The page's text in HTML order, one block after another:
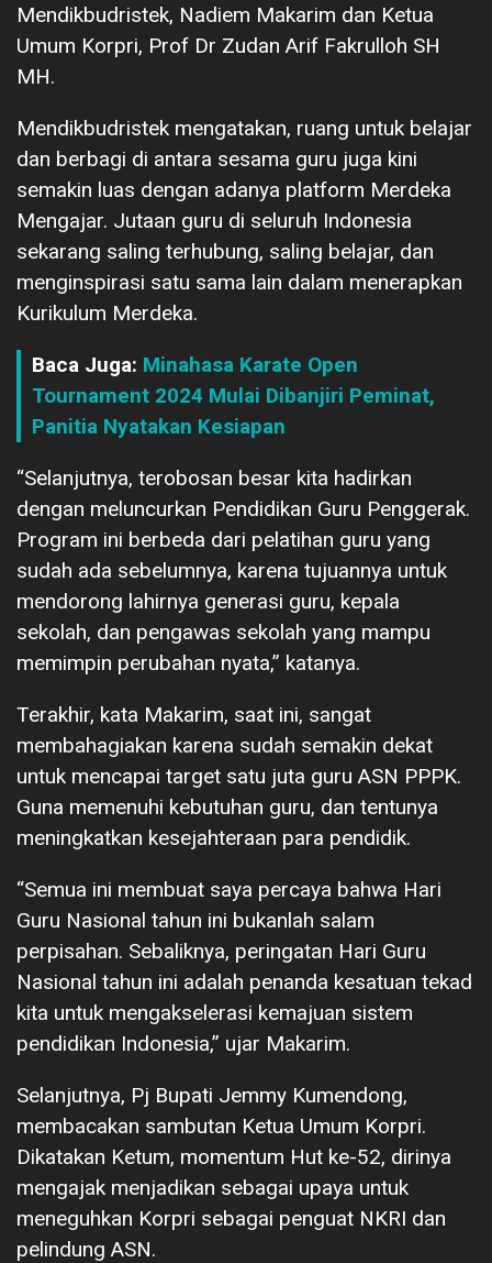
Mendikbudristek, Nadiem Makarim dan Ketua
Umum Korpri, Prof Dr Zudan Arif Fakrulloh SH
MH.
Mendikbudristek mengatakan, ruang untuk belajar
dan berbagi di antara sesama guru juga kini
semakin luas dengan adanya platform Merdeka
Mengajar. Jutaan guru di seluruh Indonesia
sekarang saling terhubung, saling belajar, dan
menginspirasi satu sama lain dalam menerapkan
Kurikulum Merdeka.
Baca Juga: Minahasa Karate Open
Tournament 2024 Mulai Dibanjiri Peminat,
Panitia Nyatakan Kesiapan
“Selanjutnya, terobosan besar kita hadirkan
dengan meluncurkan Pendidikan Guru Penggerak.
Program ini berbeda dari pelatihan guru yang
sudah ada sebelumnya, karena tujuannya untuk
mendorong lahirnya generasi guru, kepala
sekolah, dan pengawas sekolah yang mampu
memimpin perubahan nyata,” katanya.
Terakhir, kata Makarim, saat ini, sangat
membahagiakan karena sudah semakin dekat
untuk mencapai target satu juta guru ASN PPPK.
Guna memenuhi kebutuhan guru, dan tentunya
meningkatkan kesejahteraan para pendidik.
“Semua ini membuat saya percaya bahwa Hari
Guru Nasional tahun ini bukanlah salam
perpisahan. Sebaliknya, peringatan Hari Guru
Nasional tahun ini adalah penanda kesatuan tekad
kita untuk mengakselerasi kemajuan sistem
pendidikan Indonesia,” ujar Makarim.
Selanjutnya, Pj Bupati Jemmy Kumendong,
membacakan sambutan Ketua Umum Korpri.
Dikatakan Ketum, momentum Hut ke-52, dirinya
mengajak menjadikan sebagai upaya untuk
meneguhkan Korpri sebagai penguat NKRI dan
pelindung ASN.